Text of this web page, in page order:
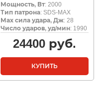
Мощность, Вт: 2000
Тип патрона: SDS-MAX
Мах сила удара, Дж: 28
Число ударов, уд/мин: 1990
24400руб.
КУПИТЬ